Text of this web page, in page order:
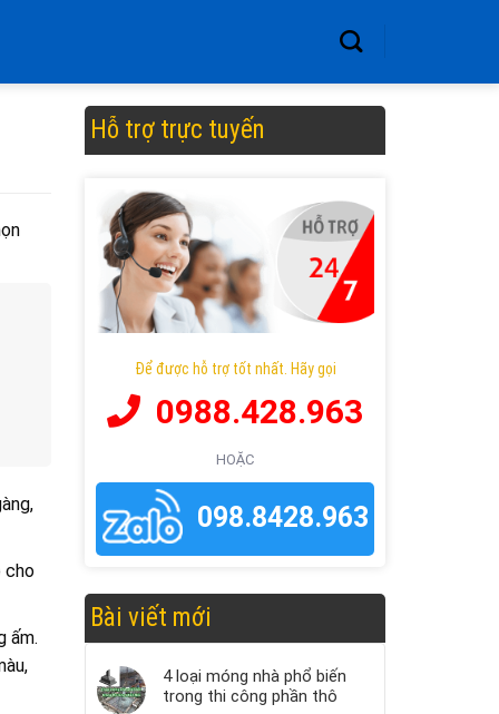
cho
ấm.
Hỗ trợ trực tuyến
Để được hỗ trợ tốt nhất. Hãy gọi
0988.428.963
HOẶC
098.8428.963
Bài viết mới
4 loại móng nhà phổ biến
trong thi công phần thô